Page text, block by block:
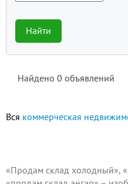
Найти
Найдено 0 объявлений
Вся коммерческая
«Продам склад холодный»,